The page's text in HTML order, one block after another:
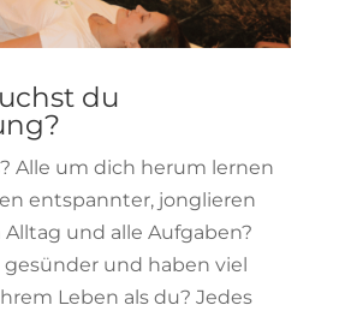
du
Alle um dich herum lernen
entspannter, jonglieren
und alle Aufgaben?
gesünder und haben viel
Leben als du? Jedes